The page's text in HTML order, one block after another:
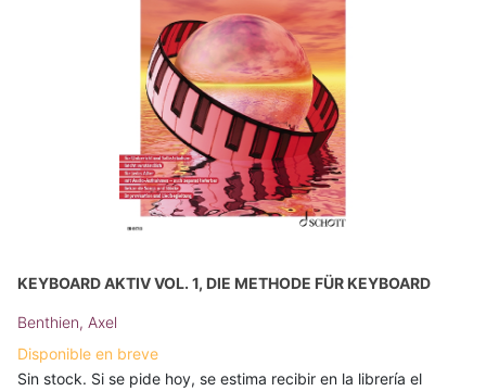
KEYBOARD AKTIV VOL. 1, DIE METHODE FÜR KEYBOARD
Benthien, Axel
Disponible en breve
Sin stock. Si se pide hoy, se estima recibir en la librería el